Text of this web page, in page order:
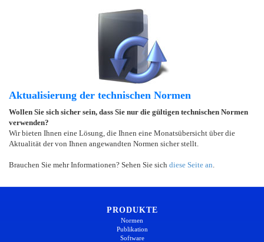
Aktualisierung der technischen Normen
Wollen Sie sich sicher sein, dass Sie nur die gültigen technischen Normen
verwenden?
Wir bieten Ihnen eine Lösung, die Ihnen eine Monatsübersicht über die
Aktualität der von Ihnen angewandten Normen sicher stellt.
Brauchen Sie mehr Informationen? Sehen Sie sich diese Seite an
PRODUKTE
Normen
Publikation
Software